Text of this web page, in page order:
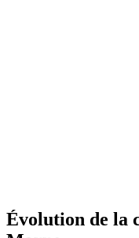
Évolution de la